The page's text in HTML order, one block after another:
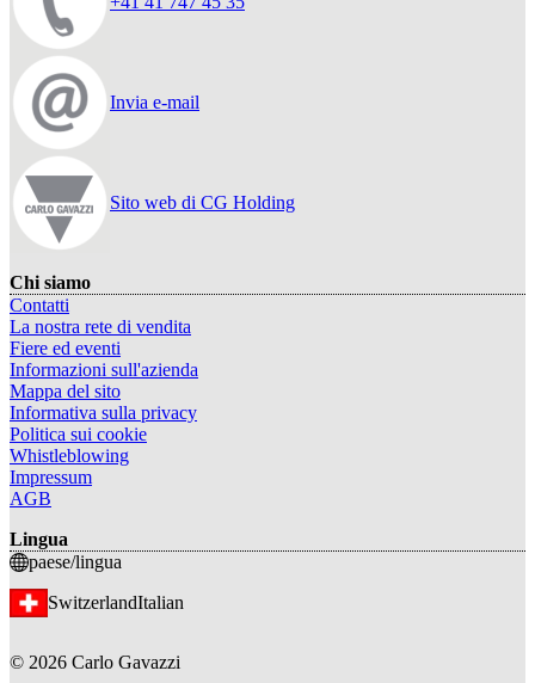
Invia e-mail
Sito web di CG Holding
Chi siamo
Contatti
La nostra rete di vendita
Fiere ed eventi
Informazioni sull'azienda
Mappa del sito
Informativa sulla privacy
Politica sui cookie
Whistleblowing
Impressum
AGB
Lingua
paese/lingua
SwitzerlandItalian
© 2026 Carlo Gavazzi